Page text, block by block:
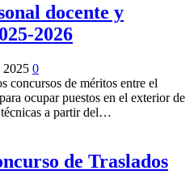
docente y
2026
2025 0
concursos de méritos entre el
ocupar puestos en el exterior de
a partir del…
de Traslados